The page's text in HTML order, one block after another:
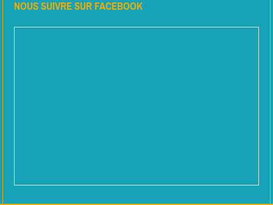
NOUS SUIVRE SUR FACEBOOK